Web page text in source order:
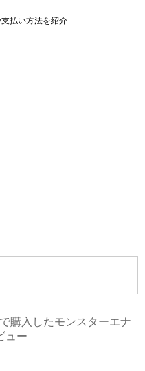
払い方法を紹介
購入したモンスターエナ
ュー